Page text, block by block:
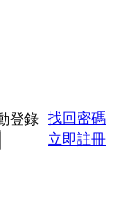
登錄 找回密碼
立即註冊